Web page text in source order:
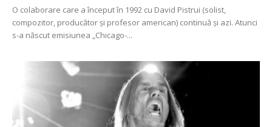
O colaborare care a început în 1992 cu David Pistrui (solist,
compozitor, producător și profesor american) continuă și azi. Atunci
s-a născut emisiunea „Chicago-...